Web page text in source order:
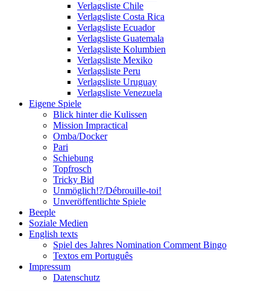
Verlagsliste Chile
Verlagsliste Costa Rica
Verlagsliste Ecuador
Verlagsliste Guatemala
Verlagsliste Kolumbien
Verlagsliste Mexiko
Verlagsliste Peru
Verlagsliste Uruguay
Verlagsliste Venezuela
Eigene Spiele
Blick hinter die Kulissen
Mission Impractical
Omba/Docker
Pari
Schiebung
Topfrosch
Tricky Bid
Unmöglich!?/Débrouille-toi!
Unveröffentlichte Spiele
Beeple
Soziale Medien
English texts
Spiel des Jahres Nomination Comment Bingo
Textos em Português
Impressum
Datenschutz